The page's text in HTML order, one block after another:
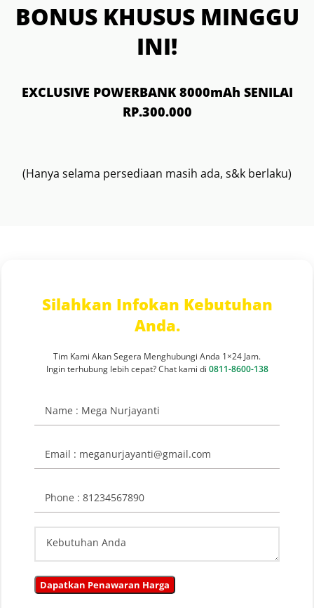
BONUS KHUSUS MINGGU
INI!
EXCLUSIVE POWERBANK 8000mAh SENILAI
RP.300.000
(Hanya selama persediaan masih ada, s&k berlaku)
Silahkan Infokan Kebutuhan
Anda.
Tim Kami Akan Segera Menghubungi Anda 1×24 Jam.
Ingin terhubung lebih cepat? Chat kami di 0811-8600-138